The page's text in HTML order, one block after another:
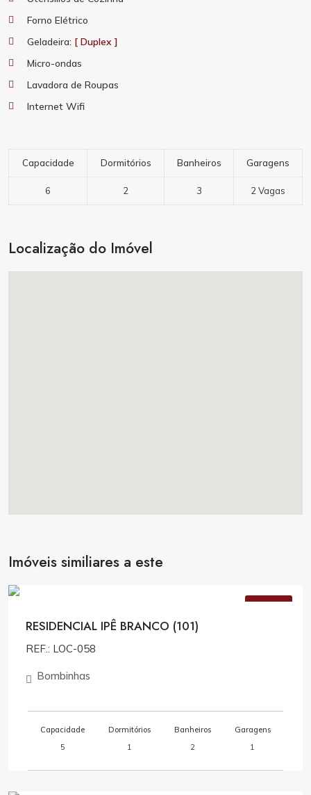
Forno Elétrico
Geladeira: [ Duplex ]
Micro-ondas
Lavadora de Roupas
Internet Wifi
Capacidade Dormitórios Banheiros Garagens
6 2 3 2 Vagas
Localização do Imóvel
Imóveis similiares a este
VENDA
RESIDENCIAL IPÊ BRANCO (101)
REF.: LOC-058
Bombinhas
Capacidade
5
Dormitórios
1
Banheiros
2
Garagens
1